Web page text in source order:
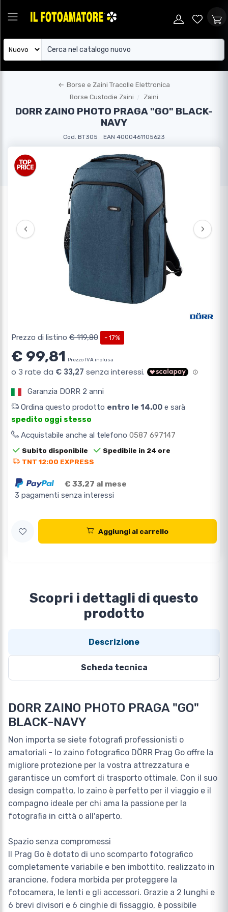
← Borse e Zaini Tracolle Elettronica
Borse Custodie Zaini
Zaini
DORR ZAINO PHOTO PRAGA "GO" BLACK-
NAVY
Cod. BT305 EAN 4000461105623
‹ ›
Prezzo di listino € 119,80 - 17%
€ 99,81 Prezzo IVA inclusa
Garanzia DORR 2 anni
Ordina questo prodotto entro le 14.00 e sarà
spedito oggi stesso
Acquistabile anche al telefono 0587 697147
Subito disponibile
Spedibile in 24 ore
TNT 12:00 EXPRESS
€ 33,27 al mese
3 pagamenti senza interessi
Aggiungi al carrello
Scopri i dettagli di questo
prodotto
Descrizione
Scheda tecnica
DORR ZAINO PHOTO PRAGA "GO"
BLACK-NAVY
Non importa se siete fotografi professionisti o
amatoriali - lo zaino fotografico DÖRR Prag Go offre la
migliore protezione per la vostra attrezzatura e
garantisce un comfort di trasporto ottimale. Con il suo
design compatto, lo zaino è perfetto per il viaggio e il
compagno ideale per chi ama la passione per la
fotografia in città o all'aperto.
Spazio senza compromessi
Il Prag Go è dotato di uno scomparto fotografico
completamente variabile e ben imbottito, realizzato in
arancione, fodera morbida per proteggere la
fotocamera, le lenti e gli accessori. Grazie a 2 lunghi e
6 brevi divisori e 6 cinghie di fissaggio, è possibile